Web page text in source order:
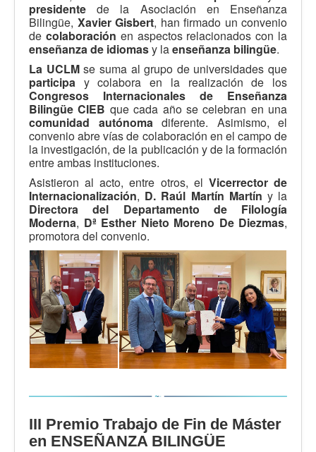
presidente de la Asociación en Enseñanza
Bilingüe, Xavier Gisbert, han firmado un convenio
de colaboración en aspectos relacionados con la
enseñanza de idiomasy laenseñanza bilingüe.
La UCLMse suma al grupo de universidades que
participa y colabora en la realización de los
Congresos Internacionales de Enseñanza
Bilingüe CIEB que cada año se celebran en una
comunidad autónomadiferente. Asimismo, el
convenio abre vías de colaboración en el campo de
la investigación, de la publicación y de la formación
entre ambas instituciones.
Asistieron al acto, entre otros, el Vicerrector de
Internacionalización, D. Raúl Martín Martín y la
Directora del Departamento de Filología
Moderna, Dª Esther Nieto Moreno De Diezmas,
promotora del convenio.
III Premio Trabajo de Fin de Máster
en ENSEÑANZA BILINGÜE